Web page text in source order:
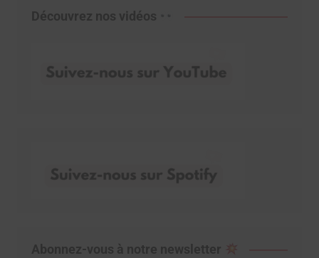
Découvrez nos vidéos
Abonnez-vous à notre newsletter